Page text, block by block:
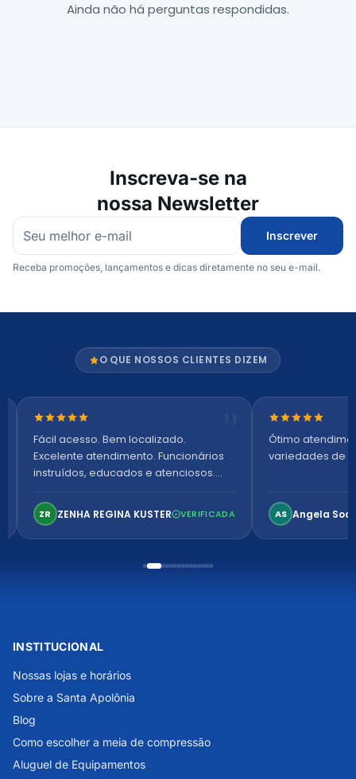
Ainda não há perguntas respondidas.
Inscreva-se na
nossa Newsletter
Inscrever
Receba promoções, lançamentos e dicas diretamente no seu e-mail.
O QUE NOSSOS CLIENTES DIZEM
Nota 5 de 5 estrelas
Fácil acesso. Bem localizado.
Excelente atendimento. Funcionários
instruídos, educados e atenciosos.
confortável. Perfeito!
ZR ZENHA REGINA KUSTER VERIFICADA
Nota 5 de 5
Ótimo
variedades de
AS Angela
INSTITUCIONAL
Nossas lojas e horários
Sobre a Santa Apolônia
Blog
Como escolher a meia de compressão
Aluguel de Equipamentos